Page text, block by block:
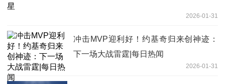
2026-01-31
冲击MVP迎利好！约基奇归来创神迹：
下一场大战雷霆|每日热闻
2026-01-31